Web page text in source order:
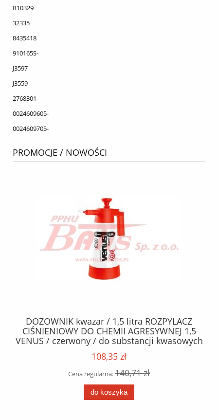
R10329
32335
8435418
910165S-
J3597
J3559
2768301-
0024609605-
0024609705-
PROMOCJE / NOWOŚCI
DOZOWNIK kwazar / 1,5 litra ROZPYLACZ
CIŚNIENIOWY DO CHEMII AGRESYWNEJ 1,5
VENUS / czerwony / do substancji kwasowych
/
108,35 zł
Cena regularna:140,71 zł
do koszyka